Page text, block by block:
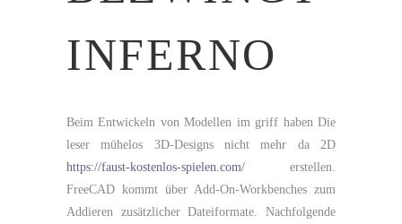
INFERNO
Beim Entwickeln von Modellen im griff haben Die
leser mühelos 3D-Designs nicht mehr da 2D
https://faust-kostenlos-spielen.com/ erstellen.
FreeCAD kommt über Add-On-Workbenches zum
Addieren zusätzlicher Dateiformate. Nachfolgende